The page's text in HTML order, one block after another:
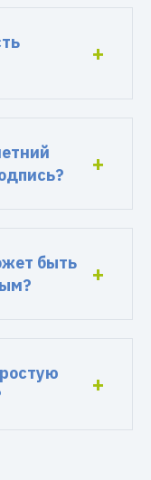
быть